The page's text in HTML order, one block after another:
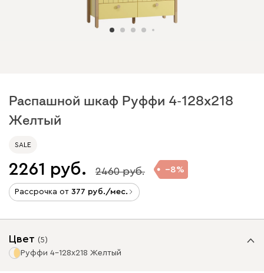
Распашной шкаф Руффи 4-128x218
Желтый
SALE
2261 2460 8
Рассрочка от 377 /мес.
Цвет (5)
Руффи 4-128x218 Желтый